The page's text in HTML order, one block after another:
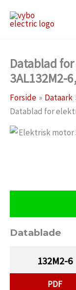
Datablad
3AL132M2-
Forside
Dataark
Datablad for
Datablade
132M2-6
PDF